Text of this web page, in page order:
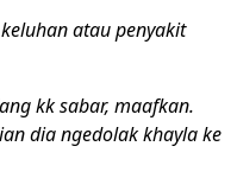
atau penyakit
kk sabar, maafkan.
dia ngedolak khayla ke